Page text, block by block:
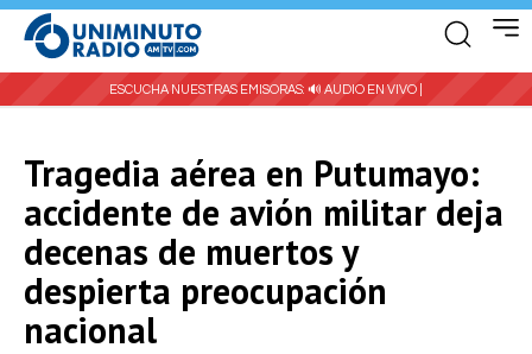
ESCUCHA NUESTRAS EMISORAS: 🔊 AUDIO EN VIVO |
Tragedia aérea en Putumayo:
accidente de avión militar deja
decenas de muertos y
despierta preocupación
nacional